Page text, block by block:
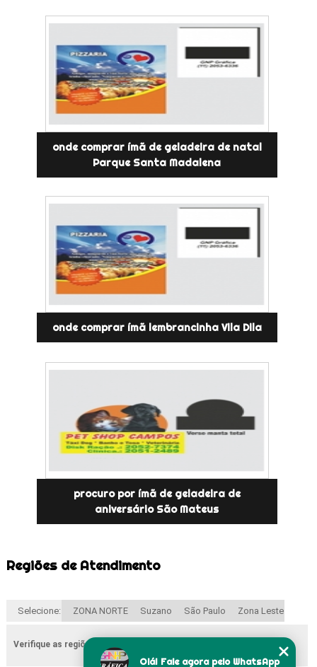
onde comprar ímã de geladeira de natal
Parque Santa Madalena
onde comprar ímã lembrancinha Vila Dila
procuro por ímã de geladeira de
aniversário São Mateus
Regiões de Atendimento
Selecione: ZONA NORTE Suzano São Paulo Zona Leste
Verifique as regiões que atendemos
Olá! Fale agora pelo WhatsApp